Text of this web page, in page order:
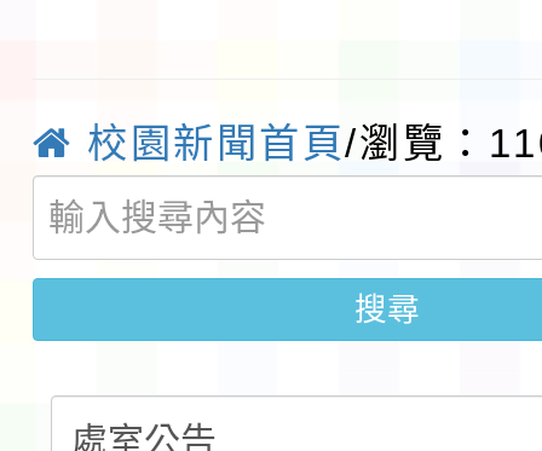
會
地景藝術節教師研習
115年8月22日(星期六
桃園市孔廟祈福系列
開 智慧啟航」
「2026桃園藝術巡演
轉知國立東華大學辦理
共學行動站」第二階段
教育部校安中心白海豚
校園新聞首頁/瀏覽：
搜尋